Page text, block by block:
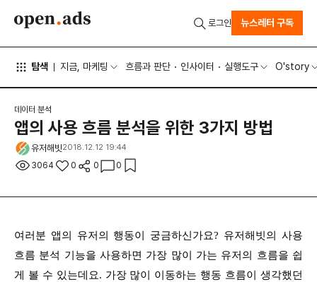
탐색 지금, 마케팅 흐름과 판단 인사이터 실행도구 O'story
로그인 뉴스레터 구독
데이터 분석
앱의 사용 흐름 분석을 위한 3가지 방법
유저해빗2018.12.12 19:44
3064 0 0 0
여러분 앱의 유저의 행동이 궁금하신가요? 유저해빗의 사용
흐름 분석 기능을 사용하면 가장 많이 가는 유저의 흐름을 쉽
게 볼 수 있는데요. 가장 많이 이동하는 행동 흐름이 생각했던